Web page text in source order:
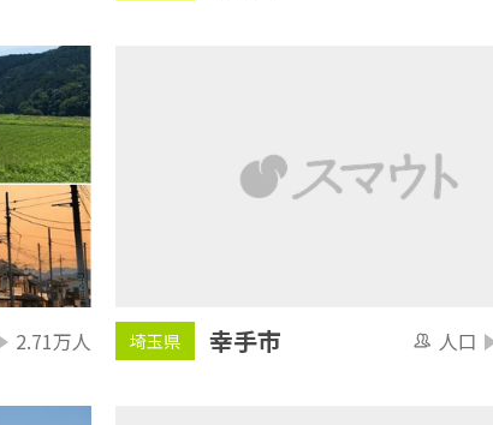
2.71万人 埼玉県 幸手市 人口